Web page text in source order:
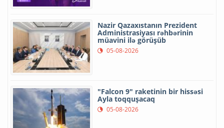
Nazir Qazaxıstanın Prezident
Administrasiyası rəhbərinin
müavini ilə görüşüb
05-08-2026
"Falcon 9" raketinin bir hissəsi
Ayla toqquşacaq
05-08-2026